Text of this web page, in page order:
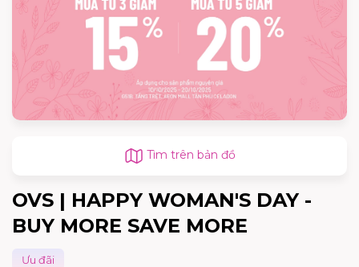
Tìm trên bản đồ
OVS | HAPPY WOMAN'S DAY -
BUY MORE SAVE MORE
Ưu đãi